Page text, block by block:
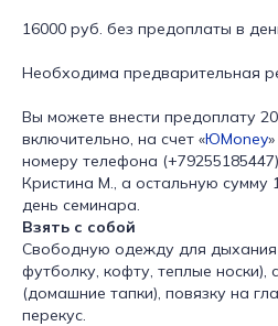
16000 руб. без предоплаты в
Необходима предварительная
Вы можете внести предоплату
включительно, на счет «ЮMoney»
номеру телефона
Кристина М., а остальную сумму
день семинара.
Взять с собой
Свободную одежду для
футболку, кофту, теплые носки),
(домашние тапки), повязку на
перекус.